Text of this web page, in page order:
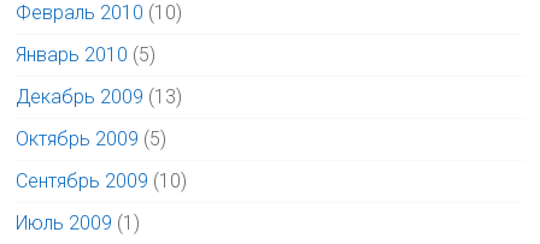
Февраль 2010 (10)
Январь 2010 (5)
Декабрь 2009 (13)
Октябрь 2009 (5)
Сентябрь 2009 (10)
Июль 2009 (1)